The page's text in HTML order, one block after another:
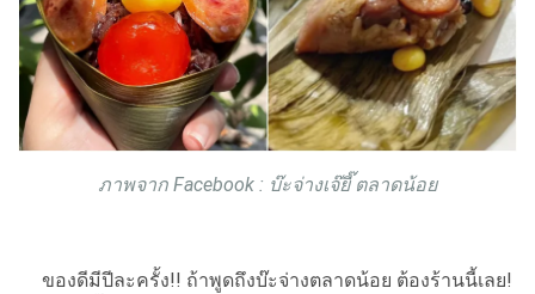
ภาพจาก Facebook : บ๊ะจ่างเจ๊ยี๊ ตลาดน้อย
ของดีมีปีละครั้ง!! ถ้าพูดถึงบ๊ะจ่างตลาดน้อย ต้องร้านนี้เลย!